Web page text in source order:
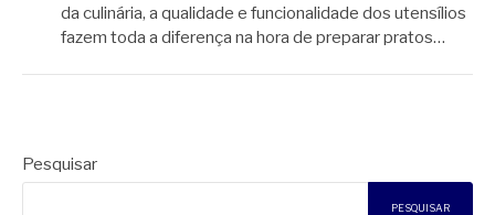
da culinária, a qualidade e funcionalidade dos utensílios
fazem toda a diferença na hora de preparar pratos…
Pesquisar
PESQUISAR